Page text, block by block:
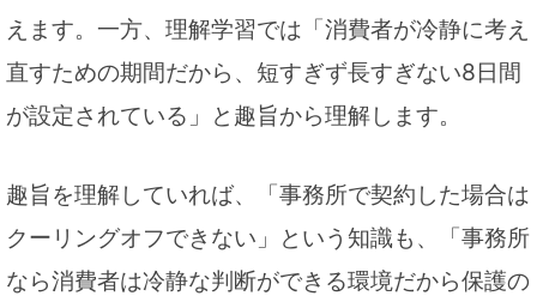
えます。一方、理解学習では「消費者が冷静に考え
直すための期間だから、短すぎず長すぎない8日間
が設定されている」と趣旨から理解します。
趣旨を理解していれば、「事務所で契約した場合は
クーリングオフできない」という知識も、「事務所
なら消費者は冷静な判断ができる環境だから保護の